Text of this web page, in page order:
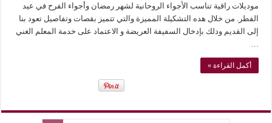
موديلات راقية تناسب الأجواء الروحانية لشهر رمضان وأجواء الفرح في عيد
الفطر. من خلال هده التشكيلة المميزة والتي تتميز بقصات وتفاصيل تعود بنا
إلى القديم ودلك بإدخال السفيفة العريضة و الاعتماد على خدمة المعلم الغني
أكمل القراءة »